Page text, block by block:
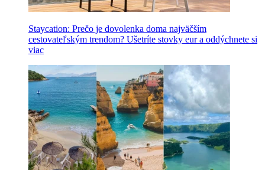
Staycation: Prečo je dovolenka doma najväčším
cestovateľským trendom? Ušetríte stovky eur a oddýchnete si
viac